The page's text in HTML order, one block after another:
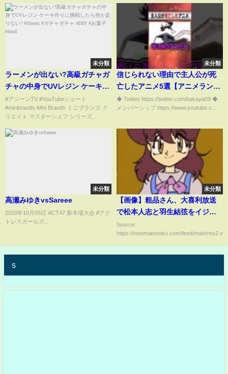
未分類
ラーメンが出ない?高級ガチャガ
チャの中身でUVレジン ケーキ作
りに挑戦したら何か足りない?
#Shorts #ガチャガチャ #DIY #
お菓子 #food
#アジーンTV #YouTubeショート
#minibrands Mini Brands ミニブランズ ク
リエイト マスターシェフ シリーズ...
未分類
信じられない理由で主人公が死
亡したアニメ5選【アニメランキ
ング】【おすすめアニメ】
#shorts
◆ Twitter https://twitter.com/bakaya09 ◆
メンバーシップ https://www.youtube.c...
未分類
高瀬みゆきvsSareee
2020年10月05日 ACT47 新木場大会 #アク
トレスガールズ...
未分類
【画像】粗品さん、大喜利放送
で松本人志と羽生結弦をイジっ
てしまう
Source:
https://newmatosoku.com/feed/main/
s